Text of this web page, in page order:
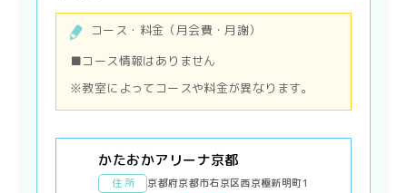
コース・料金（月会費・月謝）
■コース情報はありません
※教室によってコースや料金が異なります。
かたおかアリーナ京都
住 所 京都府京都市右京区西京極新明町1